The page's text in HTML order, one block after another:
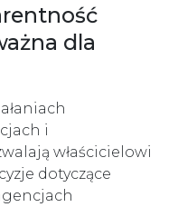
dla
i
właścicielowi
dotyczące